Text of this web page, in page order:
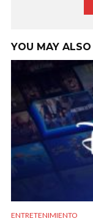
YOU MAY
ENTRETENIMIENTO